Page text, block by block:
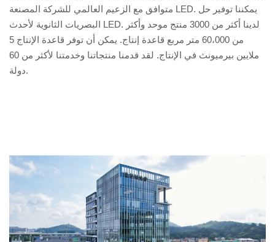
متوافق مع الزعيم العالمي للشركة المصنعة LED. يمكننا توفير حل
البصريات الثانوية لأحدث LED. لدينا أكثر من 3000 منتج موحد وأكثر
من 60،000 متر مربع قاعدة إنتاج. يمكن أن توفر قاعدة الإنتاج 5
ملايين بيرميونث في الإنتاج. لقد قدمنا ​​منتجاتنا وخدمتنا لأكثر من 60
دولة.